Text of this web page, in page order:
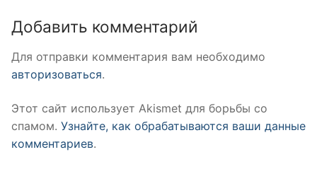
Добавить комментарий
Для отправки комментария вам необходимо
авторизоваться.
Этот сайт использует Akismet для борьбы со
спамом. Узнайте, как обрабатываются ваши данные
комментариев.